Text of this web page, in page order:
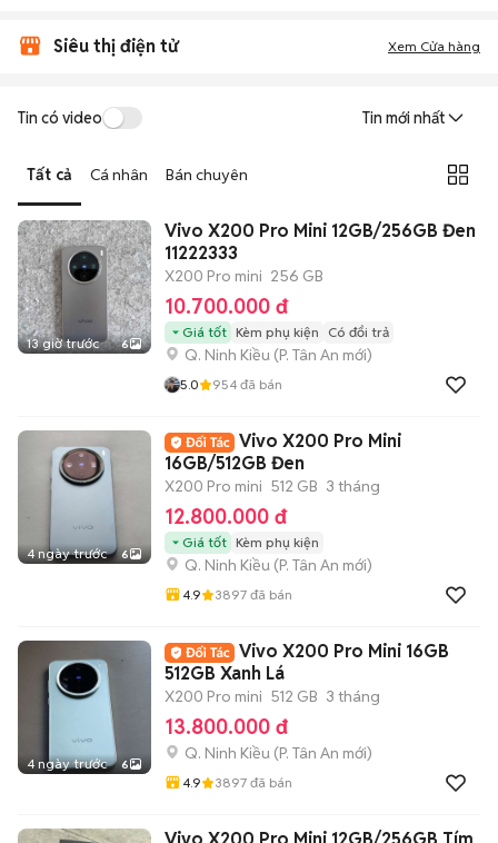
Test máy tại chỗ: Tạo điều kiện để người mua đến tận nơi xem xét cẩn
Dễ dàng thương lượng: Quá trình mua bán diễn ra trực tiếp, cho phép
hai bên trao đổi giá cả linh hoạt và có thể chốt giao dịch ngay trong
Siêu thị điện tử Xem Cửa hàng
Tin có video Tin mới nhất
Tất cả Cá nhân Bán chuyên
13 giờ trước 6
Vivo X200 Pro Mini 12GB/256GB Đen
11222333
X200 Pro mini 256 GB
10.700.000 đ
Giá tốt Kèm phụ kiện Có đổi trả
Q. Ninh Kiều (P. Tân An mới)
5.0 954 đã bán
4 ngày trước 6
Vivo X200 Pro Mini
16GB/512GB Đen
X200 Pro mini 512 GB 3 tháng
12.800.000 đ
Giá tốt Kèm phụ kiện
Q. Ninh Kiều (P. Tân An mới)
4.9 3897 đã bán
4 ngày trước 6
Vivo X200 Pro Mini 16GB
512GB Xanh Lá
X200 Pro mini 512 GB 3 tháng
13.800.000 đ
Q. Ninh Kiều (P. Tân An mới)
4.9 3897 đã bán